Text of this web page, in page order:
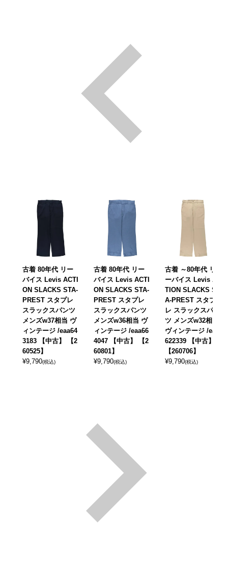
古着 80年代 リー
バイス Levis ACTI
ON SLACKS STA-
PREST スタプレ
スラックスパンツ
メンズw37相当 ヴ
ィンテージ /eaa64
3183 【中古】 【2
60525】
¥9,790(税込)
古着 80年代 リー
バイス Levis ACTI
ON SLACKS STA-
PREST スタプレ
スラックスパンツ
メンズw36相当 ヴ
ィンテージ /eaa66
4047 【中古】 【2
60801】
¥9,790(税込)
古着 ～80年代 リ
ーバイス Levis AC
TION SLACKS ST
A-PREST スタプ
レ スラックスパン
ツ メンズw32相当
ヴィンテージ /eaa
622339 【中古】
【260706】
¥9,790(税込)